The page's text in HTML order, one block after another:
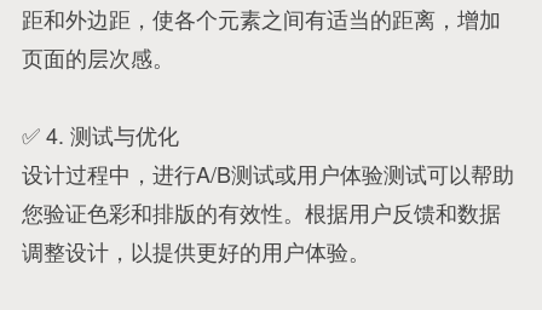
距和外边距，使各个元素之间有适当的距离，增加
页面的层次感。
✅ 4. 测试与优化
设计过程中，进行A/B测试或用户体验测试可以帮助
您验证色彩和排版的有效性。根据用户反馈和数据
调整设计，以提供更好的用户体验。